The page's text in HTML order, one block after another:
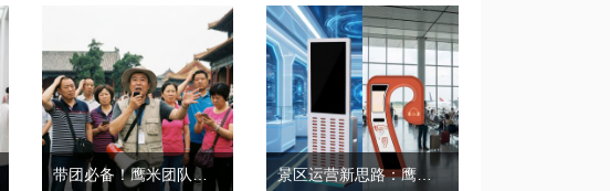
带团必备！鹰米团队讲解器，防串音 + 易管理双在线